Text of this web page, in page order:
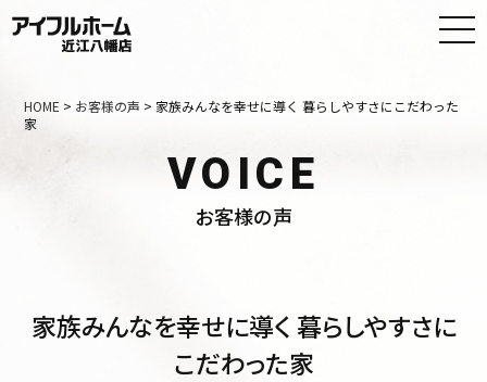
HOME > お客様の声 > 家族みんなを幸せに導く 暮らしやすさにこだわった
家
VOICE
お客様の声
家族みんなを幸せに導く 暮らしやすさに
こだわった家